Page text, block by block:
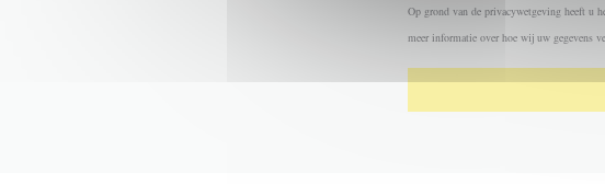
Op grond van de privacywetgeving heeft u
meer informatie over hoe wij uw gegevens